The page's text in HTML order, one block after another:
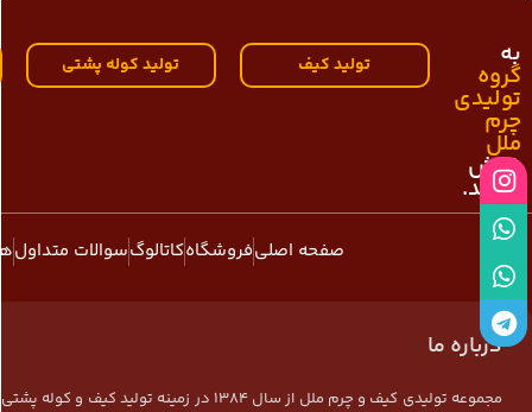
به
گروه
تولیدی
چرم
ملل
خوش
آمدید.
تولید کیف تولید کوله پشتی
صفحه اصلیفروشگاهکاتالوگسوالات متداول
درباره ما
مجموعه تولیدی کیف و چرم ملل از سال 1384 در زمینه تولید کیف و